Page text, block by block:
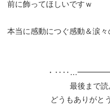
前に飾ってほしいですｗ
本当に感動につぐ感動＆涙
・
最後まで読
どうもありがと